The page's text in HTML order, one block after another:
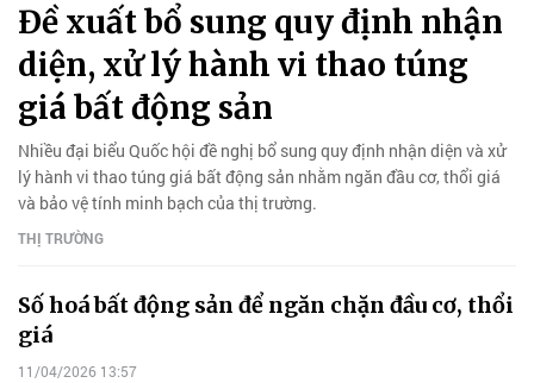
Đề xuất bổ sung quy định nhận
diện, xử lý hành vi thao túng
giá bất động sản
Nhiều đại biểu Quốc hội đề nghị bổ sung quy định nhận diện và xử
lý hành vi thao túng giá bất động sản nhằm ngăn đầu cơ, thổi giá
và bảo vệ tính minh bạch của thị trường.
THỊ TRƯỜNG
Số hoá bất động sản để ngăn chặn đầu cơ, thổi
giá
11/04/2026 13:57